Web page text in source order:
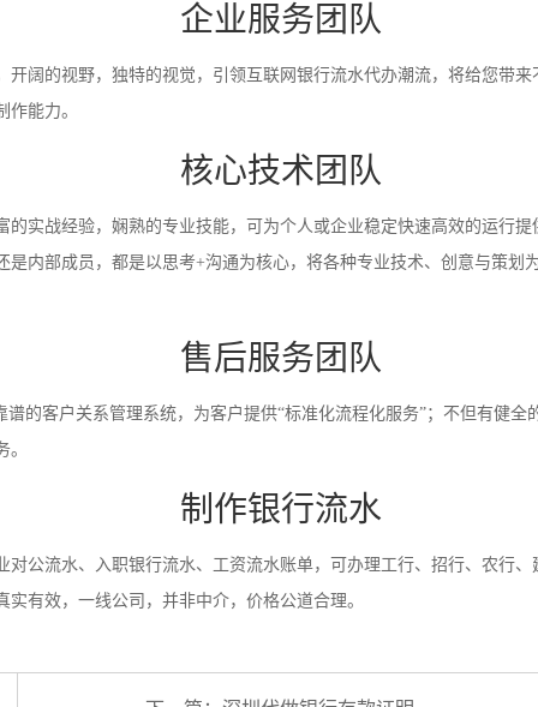
企业服务团队
阔的视野，独特的视觉，引领互联网银行流水代办潮流，将给您带
能力。
核心技术团队
实战经验，娴熟的专业技能，可为个人或企业稳定快速高效的运行
内部成员，都是以思考+沟通为核心，将各种专业技术、创意与策
售后服务团队
的客户关系管理系统，为客户提供“标准化流程化服务”；不但有健
制作银行流水
公流水、入职银行流水、工资流水账单，可办理工行、招行、农行
有效，一线公司，并非中介，价格公道合理。